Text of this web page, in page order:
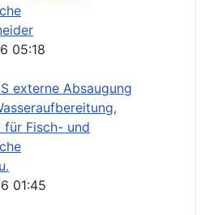
05:18
externe Absaugung
Fisch- und
01:45